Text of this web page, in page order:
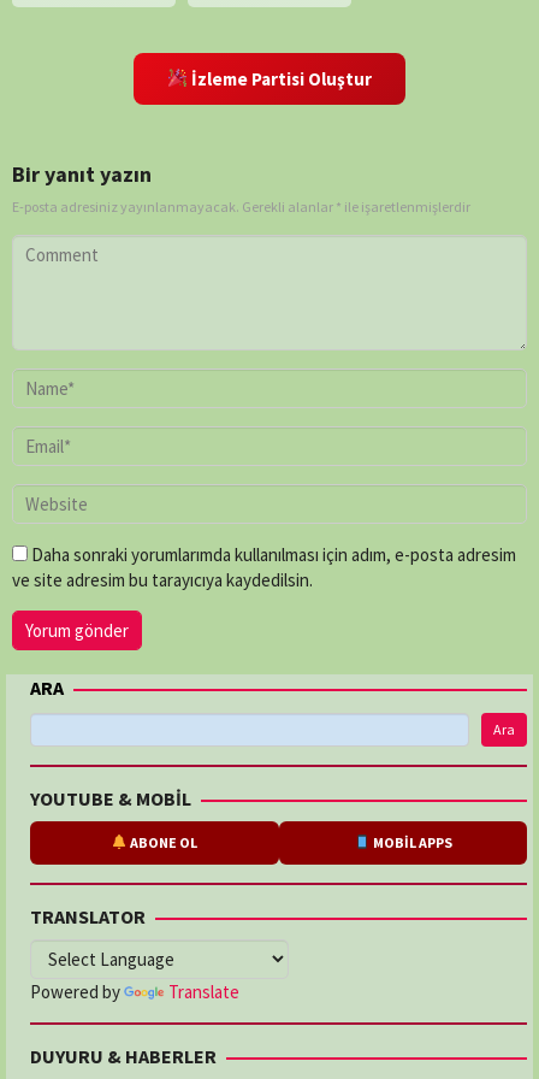
İzleme Partisi Oluştur
Bir yanıt yazın
E-posta adresiniz yayınlanmayacak. Gerekli alanlar * ile işaretlenmişlerdir
Daha sonraki yorumlarımda kullanılması için adım, e-posta adresim
ve site adresim bu tarayıcıya kaydedilsin.
ARA
Ara
YOUTUBE & MOBİL
ABONE OL MOBİL APPS
TRANSLATOR
Powered by Translate
DUYURU & HABERLER